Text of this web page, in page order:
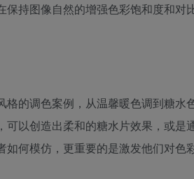
持图像自然的增强色彩饱和度和对
的调色案例，从温馨暖色调到糖水
以创造出柔和的糖水片效果，或是
何模仿，更重要的是激发他们对色